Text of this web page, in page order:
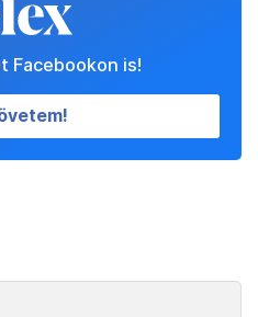
Facebookon is!